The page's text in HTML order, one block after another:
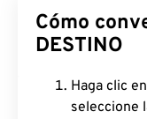
Cómo
DESTINO
Haga clic
seleccione